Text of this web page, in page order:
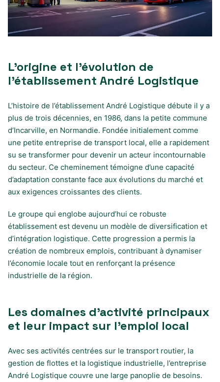
L’origine et l’évolution de
l’établissement André Logistique
L’histoire de l’établissement André Logistique débute il y a
plus de trois décennies, en 1986, dans la petite commune
d’Incarville, en Normandie. Fondée initialement comme
une petite entreprise de transport local, elle a rapidement
su se transformer pour devenir un acteur incontournable
du secteur. Ce cheminement témoigne d’une capacité
d’adaptation constante face aux évolutions du marché et
aux exigences croissantes des clients.
Le groupe qui englobe aujourd’hui ce robuste
établissement est devenu un modèle de diversification et
d’intégration logistique. Cette progression a permis la
création de nombreux emplois, contribuant à dynamiser
l’économie locale tout en renforçant la présence
industrielle de la région.
Les domaines d’activité principaux
et leur impact sur l’emploi local
Avec ses activités centrées sur le transport routier, la
gestion de flottes et la logistique industrielle, l’entreprise
André Logistique couvre une large panoplie de besoins.